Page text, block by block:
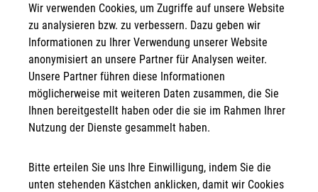
Anschrift
STRATEGPRO Real Estate Erfurt GmbH
Neuwerkstraße 45/46
99084 Erfurt
Kontakt
+49 361 30 258 - 130
Wir verwenden Cookies, um Zugriffe auf unsere Website
zu analysieren bzw. zu verbessern. Dazu geben wir
Informationen zu Ihrer Verwendung unserer Website
anonymisiert an unsere Partner für Analysen weiter.
Unsere Partner führen diese Informationen
möglicherweise mit weiteren Daten zusammen, die Sie
Ihnen bereitgestellt haben oder die sie im Rahmen Ihrer
Nutzung der Dienste gesammelt haben.
Bitte erteilen Sie uns Ihre Einwilligung, indem Sie die
unten stehenden Kästchen anklicken, damit wir Cookies